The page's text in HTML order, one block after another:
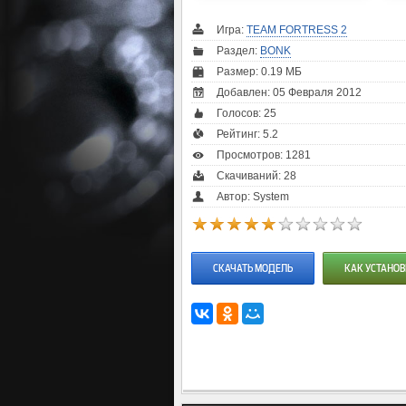
Игра: TEAM FORTRESS 2
Раздел: BONK
Размер: 0.19 МБ
Добавлен: 05 Февраля 2012
Голосов: 25
Рейтинг: 5.2
Просмотров: 1281
Скачиваний: 28
Автор: System
СКАЧАТЬ МОДЕЛЬ КАК